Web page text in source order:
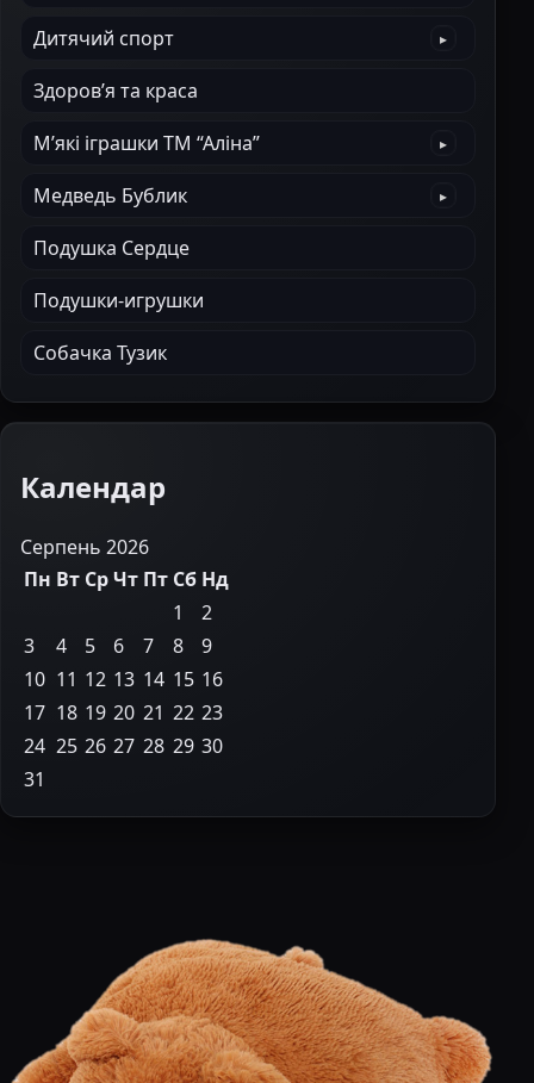
Дитячий спорт
Здоров’я та краса
М’які іграшки ТМ “Аліна”
Медведь Бублик
Подушка Сердце
Подушки-игрушки
Собачка Тузик
Календар
Серпень 2026
Пн Вт СрЧт Пт Сб Нд
1
2
3
4 5 6 7 8
9
10 11 12 13 14 15 16
17 18 19 20 21 22 23
24 25 26 27 28 29 30
31